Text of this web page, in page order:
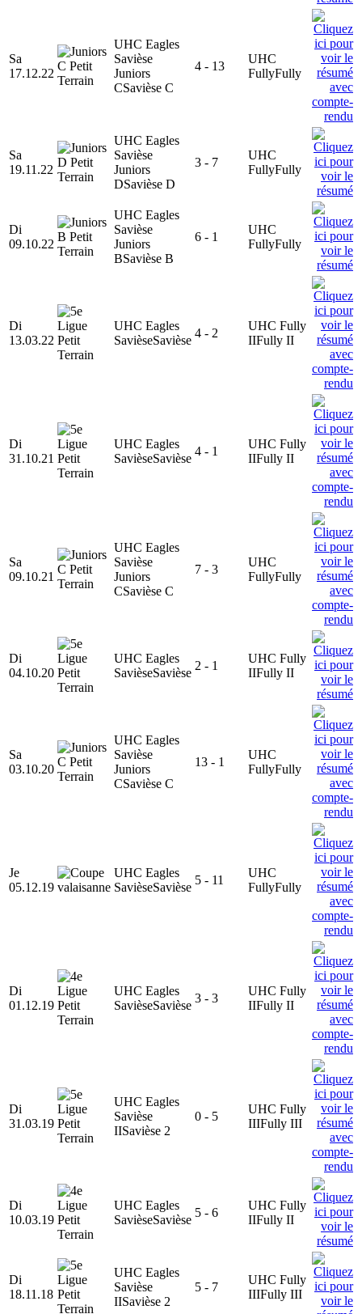
Sa
17.12.22
UHC Eagles
Savièse
Juniors
CSavièse C
4 - 13
UHC
FullyFully
Sa
19.11.22
UHC Eagles
Savièse
Juniors
DSavièse D
3 - 7
UHC
FullyFully
Di
09.10.22
UHC Eagles
Savièse
Juniors
BSavièse B
6 - 1
UHC
FullyFully
Di
13.03.22
UHC Eagles
SavièseSavièse
4 - 2
UHC Fully
IIFully II
Di
31.10.21
UHC Eagles
SavièseSavièse
4 - 1
UHC Fully
IIFully II
Sa
09.10.21
UHC Eagles
Savièse
Juniors
CSavièse C
7 - 3
UHC
FullyFully
Di
04.10.20
UHC Eagles
SavièseSavièse
2 - 1
UHC Fully
IIFully II
Sa
03.10.20
UHC Eagles
Savièse
Juniors
CSavièse C
13 - 1
UHC
FullyFully
Je
05.12.19
UHC Eagles
SavièseSavièse
5 - 11
UHC
FullyFully
Di
01.12.19
UHC Eagles
SavièseSavièse
3 - 3
UHC Fully
IIFully II
Di
31.03.19
UHC Eagles
Savièse
IISavièse 2
0 - 5
UHC Fully
IIIFully III
Di
10.03.19
UHC Eagles
SavièseSavièse
5 - 6
UHC Fully
IIFully II
Di
18.11.18
UHC Eagles
Savièse
IISavièse 2
5 - 7
UHC Fully
IIIFully III